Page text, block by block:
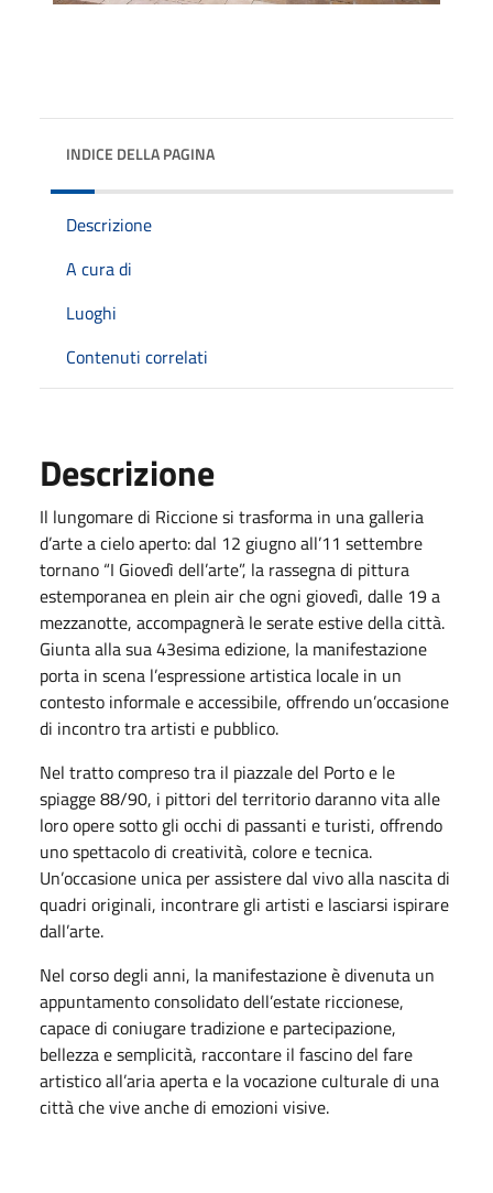
INDICE DELLA PAGINA
Descrizione
A cura di
Luoghi
Contenuti correlati
Descrizione
Il lungomare di Riccione si trasforma in una galleria
d’arte a cielo aperto: dal 12 giugno all’11 settembre
tornano “I Giovedì dell’arte”, la rassegna di pittura
estemporanea en plein air che ogni giovedì, dalle 19 a
mezzanotte, accompagnerà le serate estive della città.
Giunta alla sua 43esima edizione, la manifestazione
porta in scena l’espressione artistica locale in un
contesto informale e accessibile, offrendo un’occasione
di incontro tra artisti e pubblico.
Nel tratto compreso tra il piazzale del Porto e le
spiagge 88/90, i pittori del territorio daranno vita alle
loro opere sotto gli occhi di passanti e turisti, offrendo
uno spettacolo di creatività, colore e tecnica.
Un’occasione unica per assistere dal vivo alla nascita di
quadri originali, incontrare gli artisti e lasciarsi ispirare
dall’arte.
Nel corso degli anni, la manifestazione è divenuta un
appuntamento consolidato dell’estate riccionese,
capace di coniugare tradizione e partecipazione,
bellezza e semplicità, raccontare il fascino del fare
artistico all’aria aperta e la vocazione culturale di una
città che vive anche di emozioni visive.